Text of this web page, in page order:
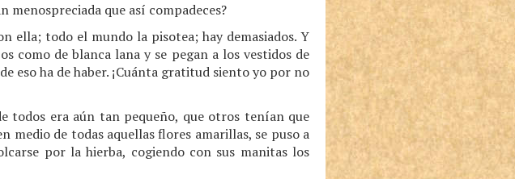
menospreciada que así compadeces?
ella; todo el mundo la pisotea; hay demasiados. Y
como de blanca lana y se pegan a los vestidos de
eso ha de haber. ¡Cuánta gratitud siento yo por no
era aún tan pequeño, que otros tenían que
medio de todas aquellas flores amarillas, se puso a
por la hierba, cogiendo con sus manitas los